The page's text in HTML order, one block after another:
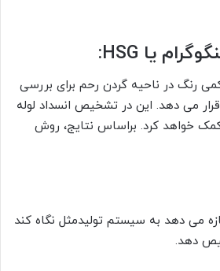
رنگ در ناحیه گردن رحم برای بررسی
قرار می دهد. این در تشخیص انسداد لوله
خواهد کرد. براساس نتایج، روش
می دهد به سیستم تولیدمثل نگاه کند
دهد.